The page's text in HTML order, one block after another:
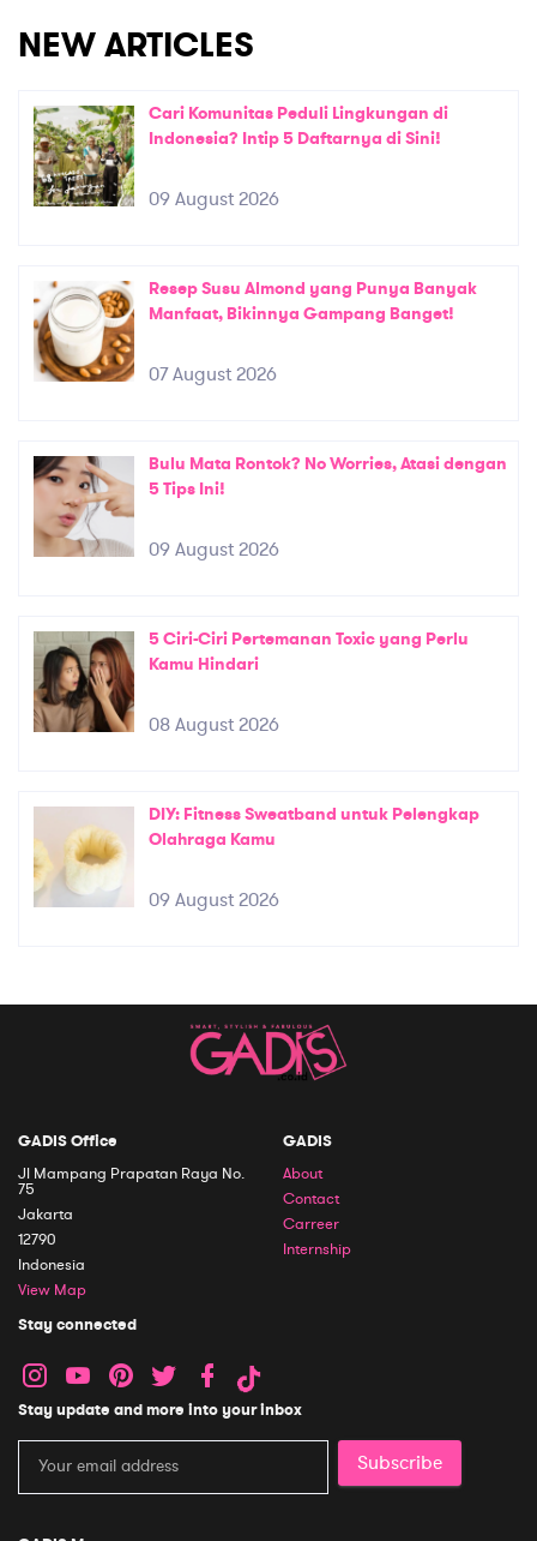
NEW ARTICLES
Cari Komunitas Peduli Lingkungan di
Indonesia? Intip 5 Daftarnya di Sini!
09 August 2026
Resep Susu Almond yang Punya Banyak
Manfaat, Bikinnya Gampang Banget!
07 August 2026
Bulu Mata Rontok? No Worries, Atasi dengan
5 Tips Ini!
09 August 2026
5 Ciri-Ciri Pertemanan Toxic yang Perlu
Kamu Hindari
08 August 2026
DIY: Fitness Sweatband untuk Pelengkap
Olahraga Kamu
09 August 2026
GADIS Office
Jl Mampang Prapatan Raya No.
75
Jakarta
12790
Indonesia
View Map
GADIS
About
Contact
Carreer
Internship
Stay connected
Stay update and more into your inbox
Subscribe